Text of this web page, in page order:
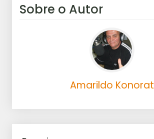
Sobre o Autor
Amarildo Konorat